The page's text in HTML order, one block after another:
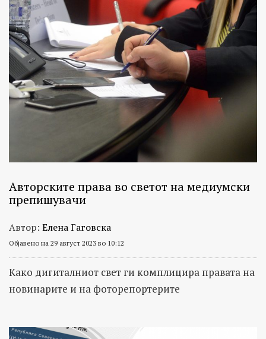
Авторските права во светот на медиумски
препишувачи
Автор: Елена Гаговска
Објавено на 29 август 2023 во 10:12
Како дигиталниот свет ги комплицира правата на
новинарите и на фоторепортерите